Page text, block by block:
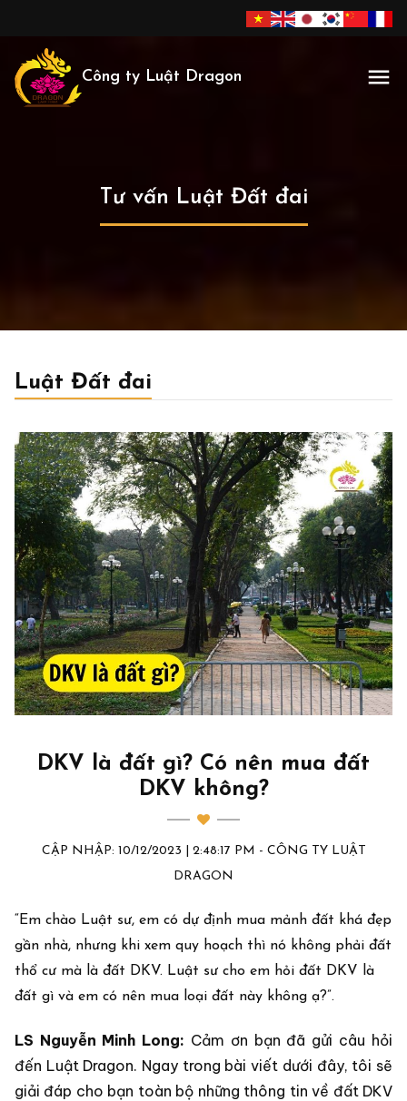
Công ty Luật Dragon
Tư vấn Luật Đất đai
Luật Đất đai
DKV là đất gì? Có nên mua đất
DKV không?
CẬP NHẬP: 10/12/2023 | 2:48:17 PM - CÔNG TY LUẬT
DRAGON
“Em chào Luật sư, em có dự định mua mảnh đất khá đẹp
gần nhà, nhưng khi xem quy hoạch thì nó không phải đất
thổ cư mà là đất DKV. Luật sư cho em hỏi đất DKV là
đất gì và em có nên mua loại đất này không ạ?”.
LS Nguyễn Minh Long: Cảm ơn bạn đã gửi câu hỏi
đến Luật Dragon. Ngay trong bài viết dưới đây, tôi sẽ
giải đáp cho bạn toàn bộ những thông tin về đất DKV